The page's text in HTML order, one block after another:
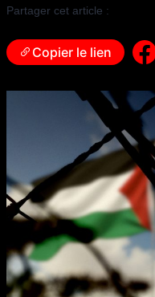
Partager cet article :
Copier le lien